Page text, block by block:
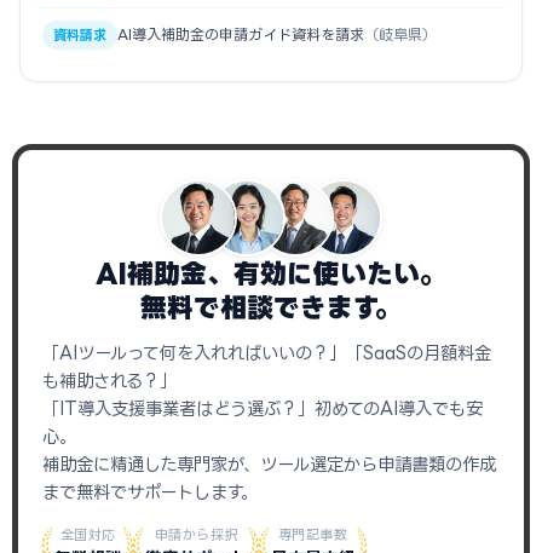
資料請求 AI導入補助金の申請ガイド資料を請求 （岐阜県）
AI補助金、有効に使いたい。
無料で相談できます。
「AIツールって何を入れればいいの？」「SaaSの月額料金
も補助される？」
「IT導入支援事業者はどう選ぶ？」初めてのAI導入でも安
心。
補助金に精通した専門家が、ツール選定から申請書類の作成
まで無料でサポートします。
全国対応 申請から採択 専門記事数